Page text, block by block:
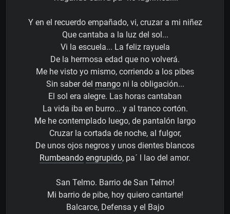
Y en el recuerdo empañado, vi, cruzar a mi niñez
Que cantaba a la luz del sol...
Vi la escuela... La feliz rayuela
De la hermosa edad que no volverá.
Me he visto yo mismo, corriendo a los pibes
Sin saber del mangoni la obligación...
El sol era alegre. Las horas cantaban
La vida iba en burro... y al tranco cortón.
Me he contemplado luego, de pantalón largo
Cruzar la cortada de noche, al fulgor,
De unos ojos negros y unos dientes blancos
Rumbeando engrupido, pa´ l lao del amor.
San Telmo. Barrio de San Telmo!
Mi barrio de pibe, hoy quiero cantarte!
Balcarce, Defensa y el Bajo